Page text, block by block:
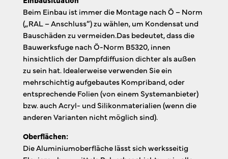
Beim Einbau ist immer die Montage nach Ö – Norm
(„RAL – Anschluss”) zu wählen, um Kondensat und
Bauschäden zu vermeiden.Das bedeutet, dass die
Bauwerksfuge nach Ö-Norm B5320, innen
hinsichtlich der Dampfdiffusion dichter als außen
zu sein hat. Idealerweise verwenden Sie ein
mehrschichtig aufgebautes Kompriband, oder
entsprechende Folien (von einem Systemanbieter)
bzw. auch Acryl- und Silikonmaterialien (wenn die
anderen Varianten nicht möglich sind).
Oberflächen:
Die Aluminiumoberfläche lässt sich werksseitig